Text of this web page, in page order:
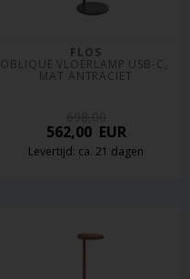
FLOS
OBLIQUE VLOERLAMP USB-C,
MAT ANTRACIET
562,00EUR
Levertijd: ca. 21 dagen